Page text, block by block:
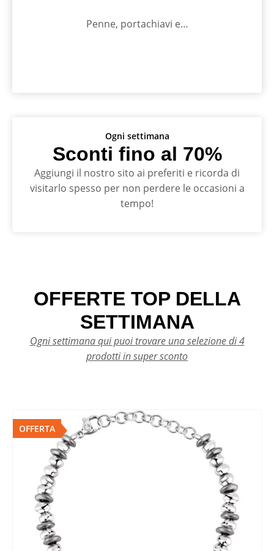
Ogni settimana
Sconti fino al 70%
Aggiungi il nostro sito ai preferiti e ricorda di
visitarlo spesso per non perdere le occasioni a
tempo!
Penne, portachiavi e…
OFFERTE TOP DELLA
SETTIMANA
Ogni settimana qui puoi trovare una selezione di 4
prodotti in super sconto
OFFERTA